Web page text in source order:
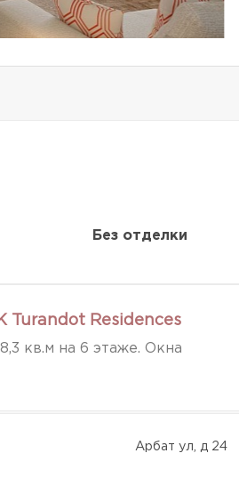
Без отделки
Turandot Residences
кв.м на 6 этаже. Окна
Арбат ул, д 24